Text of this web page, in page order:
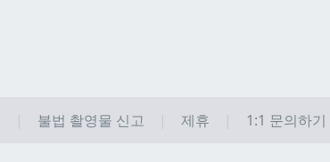
불법 촬영물 신고 제휴 1:1 문의하기